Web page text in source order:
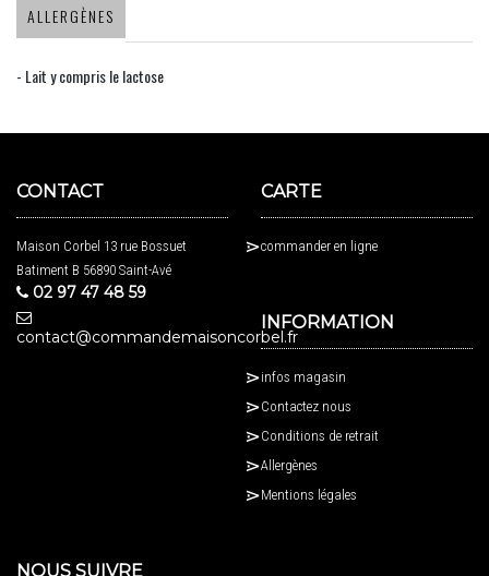
ALLERGÈNES
- Lait y compris le lactose
CONTACT
Maison Corbel 13 rue Bossuet
Batiment B 56890 Saint-Avé
02 97 47 48 59
contact@commandemaisoncorbel.fr
CARTE
commander en ligne
INFORMATION
infos magasin
Contactez nous
Conditions de retrait
Allergènes
Mentions légales
NOUS SUIVRE